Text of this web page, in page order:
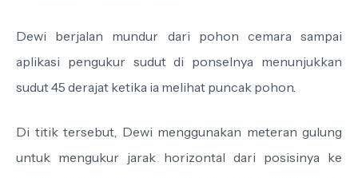
Dewi berjalan mundur dari pohon cemara sampai
aplikasi pengukur sudut di ponselnya menunjukkan
sudut 45 derajat ketika ia melihat puncak pohon.
Di titik tersebut, Dewi menggunakan meteran gulung
untuk mengukur jarak horizontal dari posisinya ke